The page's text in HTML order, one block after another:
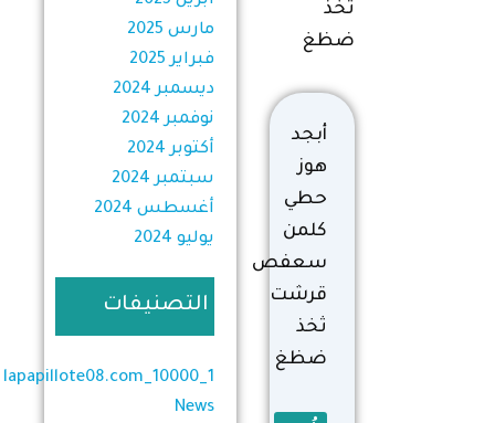
ثخذ
ضظغ
أبجد
هوز
حطي
كلمن
سعفص
قرشت
ثخذ
ضظغ
مارس 2025
فبراير 2025
ديسمبر 2024
نوفمبر 2024
أكتوبر 2024
سبتمبر 2024
أغسطس 2024
يوليو 2024
التصنيفات
1_lapapillote08.com_10000
News